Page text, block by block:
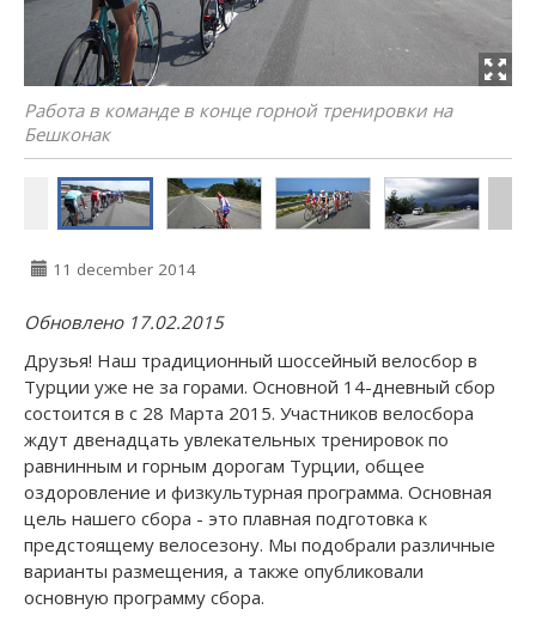
Работа в команде в конце горной тренировки на
Бешконак
11 december 2014
Обновлено 17.02.2015
Друзья! Наш традиционный шоссейный велосбор в
Турции уже не за горами. Основной 14-дневный сбор
состоится в с 28 Марта 2015. Участников велосбора
ждут двенадцать увлекательных тренировок по
равнинным и горным дорогам Турции, общее
оздоровление и физкультурная программа. Основная
цель нашего сбора - это плавная подготовка к
предстоящему велосезону. Мы подобрали различные
варианты размещения, а также опубликовали
основную программу сбора.